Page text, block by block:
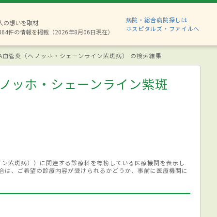
の想いを取材
件の情報を掲載（2026年8月06日現在）
病院・総合病院探しは
ホスピタルズ・ファイルへ
血管炎（ヘノッホ・シェーンライン紫斑病） の検索結果
ッホ・シェーンライン紫斑
紫斑病））に関連する診療科を標榜している医療機関を表示し
、ご希望の診療内容が受けられるかどうか、事前に医療機関に